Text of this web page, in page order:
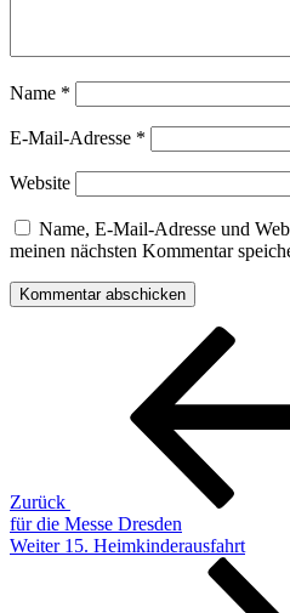
Name *
E-Mail-Adresse *
Website
Name, E-Mail-Adresse und
meinen nächsten Kommentar
Beitragsnavigation
Zurück
für die Messe Dresden
Nächster
Weiter 15. Heimkinderausfahrt